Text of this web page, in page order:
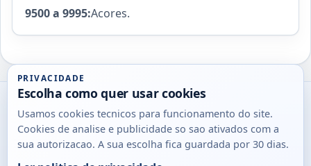
9500 a 9995:Acores.
Utils
DB
Consultas
rapidas
PRIVACIDADE
Escolha como quer usar cookies
Usamos cookies tecnicos para funcionamento do site.
Cookies de analise e publicidade so sao ativados com a
sua autorizacao. A sua escolha fica guardada por 30 dias.